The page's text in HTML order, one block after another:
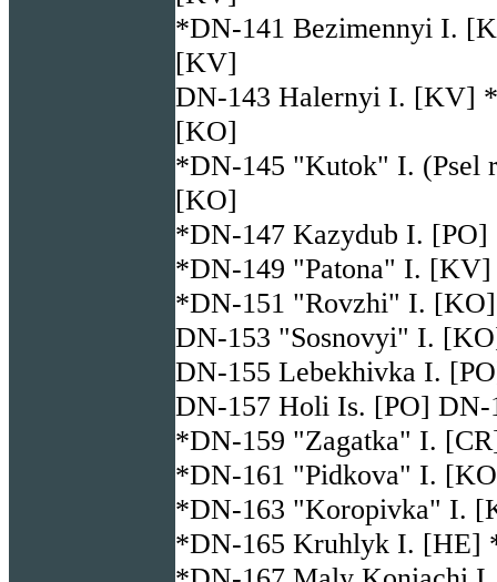
*DN-141 Bezimennyi I.
[KV]
DN-143 Halernyi I. [KV]
[KO]
*DN-145 "Kutok" I. (Psel
[KO]
*DN-147 Kazydub I.
*DN-149 "Patona" I.
*DN-151 "Rovzhi" I.
DN-153 "Sosnovyi" I.
DN-155 Lebekhivka I.
DN-157 Holi Is. [PO]
*DN-159 "Zagatka" I.
*DN-161 "Pidkova" I.
*DN-163 "Koropivka" I.
*DN-165 Kruhlyk I. [HE]